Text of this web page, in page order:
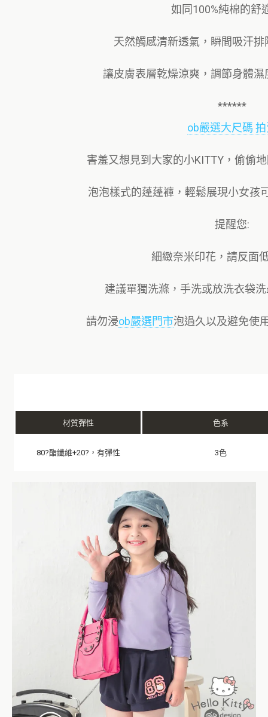
如同100%純棉的舒
天然觸感清新透氣，瞬間吸汗
讓皮膚表層乾燥涼爽，調節身體
******
ob嚴選大尺碼
害羞又想見到大家的小KITTY，偷偷
泡泡樣式的蓬蓬褲，輕鬆展現小女孩
提醒您:
細緻奈米印花，請反面
建議單獨洗滌，手洗或放洗衣袋
請勿浸ob嚴選門市泡過久以及避免使
材質彈性 色系
80?酯纖維+20?，有彈性 3色